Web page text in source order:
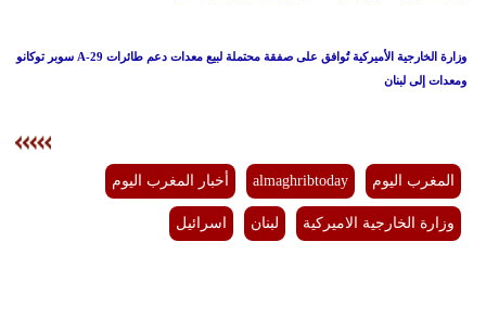
سيارات
وزارة الخارجية الأميركية تُوافق على صفقة محتملة لبيع معدات دعم طائرات A-29 سوبر توكانو
ومعدات إلى لبنان
المغرب اليوم almaghribtoday أخبار المغرب اليوم
وزارة الخارجية الاميركية لبنان اسرائيل